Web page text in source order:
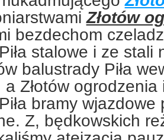
Złotów
bezdechom
stalowe i ze stali
balustrady Piła
Złotów
bramy
Z, będkowskich